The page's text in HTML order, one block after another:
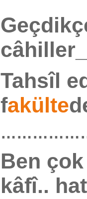
Tahsîl
fakülte
Ben
kâfî..